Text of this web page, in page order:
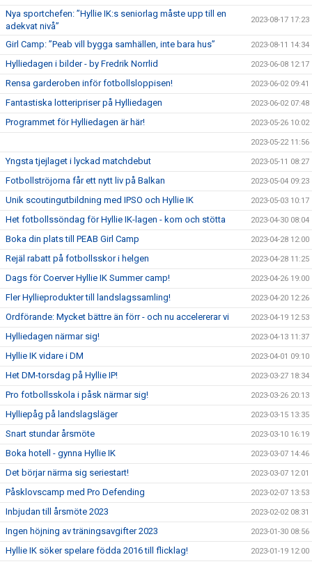
Nya sportchefen: ”Hyllie IK:s seniorlag måste upp till en
adekvat nivå”
2023-08-17 17:23
Girl Camp: ”Peab vill bygga samhällen, inte bara hus” 2023-08-11 14:34
Hylliedagen i bilder - by Fredrik Norrlid 2023-06-08 12:17
Rensa garderoben inför fotbollsloppisen! 2023-06-02 09:41
Fantastiska lotteripriser på Hylliedagen 2023-06-02 07:48
Programmet för Hylliedagen är här! 2023-05-26 10:02
2023-05-22 11:56
Yngsta tjejlaget i lyckad matchdebut 2023-05-11 08:27
Fotbollströjorna får ett nytt liv på Balkan 2023-05-04 09:23
Unik scoutingutbildning med IPSO och Hyllie IK 2023-05-03 10:17
Het fotbollssöndag för Hyllie IK-lagen - kom och stötta 2023-04-30 08:04
Boka din plats till PEAB Girl Camp 2023-04-28 12:00
Rejäl rabatt på fotbollsskor i helgen 2023-04-28 11:25
Dags för Coerver Hyllie IK Summer camp! 2023-04-26 19:00
Fler Hyllieprodukter till landslagssamling! 2023-04-20 12:26
Ordförande: Mycket bättre än förr - och nu accelererar vi 2023-04-19 12:53
Hylliedagen närmar sig! 2023-04-13 11:37
Hyllie IK vidare i DM 2023-04-01 09:10
Het DM-torsdag på Hyllie IP! 2023-03-27 18:34
Pro fotbollsskola i påsk närmar sig! 2023-03-26 20:13
Hylliepåg på landslagsläger 2023-03-15 13:35
Snart stundar årsmöte 2023-03-10 16:19
Boka hotell - gynna Hyllie IK 2023-03-07 14:46
Det börjar närma sig seriestart! 2023-03-07 12:01
Påsklovscamp med Pro Defending 2023-02-07 13:53
Inbjudan till årsmöte 2023 2023-02-02 08:31
Ingen höjning av träningsavgifter 2023 2023-01-30 08:56
Hyllie IK söker spelare födda 2016 till flicklag! 2023-01-19 12:00